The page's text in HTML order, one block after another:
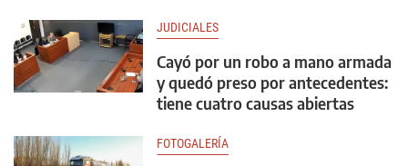
JUDICIALES
Cayó por un robo a mano armada
y quedó preso por antecedentes:
tiene cuatro causas abiertas
FOTOGALERÍA